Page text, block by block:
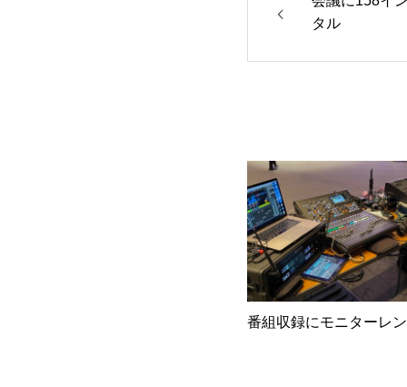
タル
番組収録にモニターレ